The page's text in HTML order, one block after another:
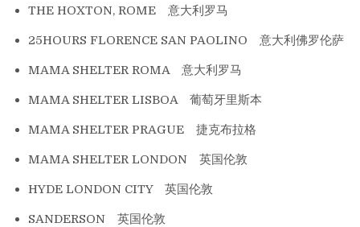
THE HOXTON, ROME 意大利罗马
25HOURS FLORENCE SAN PAOLINO 意大利佛罗伦萨
MAMA SHELTER ROMA 意大利罗马
MAMA SHELTER LISBOA 葡萄牙里斯本
MAMA SHELTER PRAGUE 捷克布拉格
MAMA SHELTER LONDON 英国伦敦
HYDE LONDON CITY 英国伦敦
SANDERSON 英国伦敦